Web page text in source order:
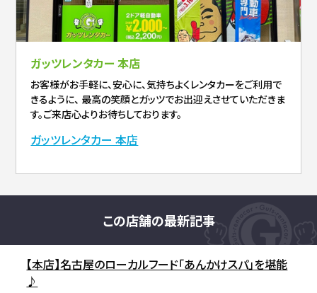
ガッツレンタカー 本店
お客様がお手軽に、安心に、気持ちよくレンタカーをご利用で
きるように、 最高の笑顔とガッツでお出迎えさせていただきま
す。ご来店心よりお待ちしております。
ガッツレンタカー 本店
この店舗の最新記事
【本店】名古屋のローカルフード「あんかけスパ」を堪能
♪